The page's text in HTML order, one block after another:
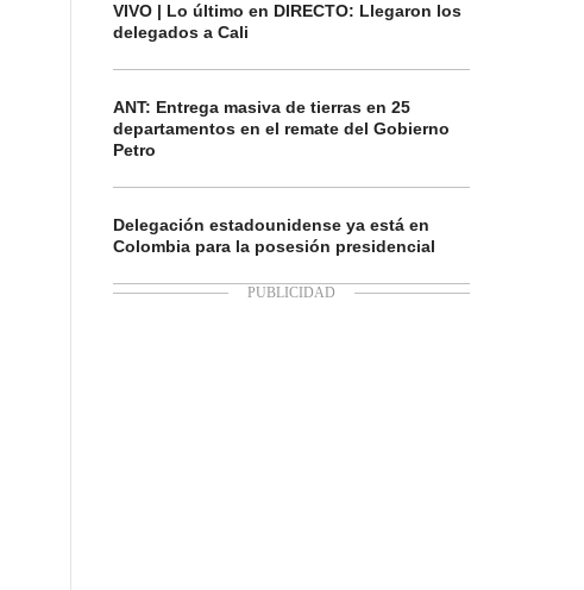
VIVO | Lo último en DIRECTO: Llegaron los
delegados a Cali
ANT: Entrega masiva de tierras en 25
departamentos en el remate del Gobierno
Petro
Delegación estadounidense ya está en
Colombia para la posesión presidencial